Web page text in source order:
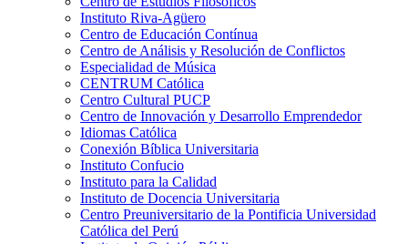
Instituto Riva-Agüero
Centro de Educación Contínua
Centro de Análisis y Resolución de Conflictos
Especialidad de Música
CENTRUM Católica
Centro Cultural PUCP
Centro de Innovación y Desarrollo Emprendedor
Idiomas Católica
Conexión Bíblica Universitaria
Instituto Confucio
Instituto para la Calidad
Instituto de Docencia Universitaria
Centro Preuniversitario de la Pontificia Universidad
Católica del Perú